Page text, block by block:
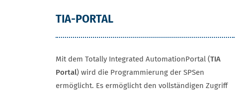
TIA-PORTAL
Mit dem Totally Integrated AutomationPortal (TIA
Portal) wird die Programmierung der SPSen
ermöglicht. Es ermöglicht den vollständigen Zugriff